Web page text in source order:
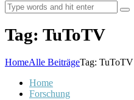
Tag: TuToTV
HomeAlle BeiträgeTag: TuToTV
Home
Forschung